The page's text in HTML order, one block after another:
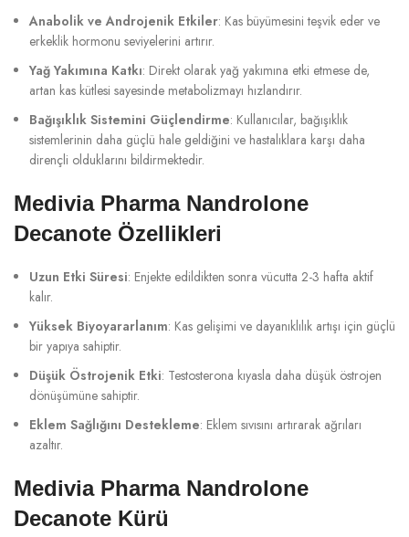
Anabolik ve Androjenik Etkiler: Kas büyümesini teşvik eder ve
erkeklik hormonu seviyelerini artırır.
Yağ Yakımına Katkı: Direkt olarak yağ yakımına etki etmese de,
artan kas kütlesi sayesinde metabolizmayı hızlandırır.
Bağışıklık Sistemini Güçlendirme: Kullanıcılar, bağışıklık
sistemlerinin daha güçlü hale geldiğini ve hastalıklara karşı daha
dirençli olduklarını bildirmektedir.
Medivia Pharma Nandrolone
Decanote Özellikleri
Uzun Etki Süresi: Enjekte edildikten sonra vücutta 2-3 hafta aktif
kalır.
Yüksek Biyoyararlanım: Kas gelişimi ve dayanıklılık artışı için güçlü
bir yapıya sahiptir.
Düşük Östrojenik Etki: Testosterona kıyasla daha düşük östrojen
dönüşümüne sahiptir.
Eklem Sağlığını Destekleme: Eklem sıvısını artırarak ağrıları
azaltır.
Medivia Pharma Nandrolone
Decanote Kürü